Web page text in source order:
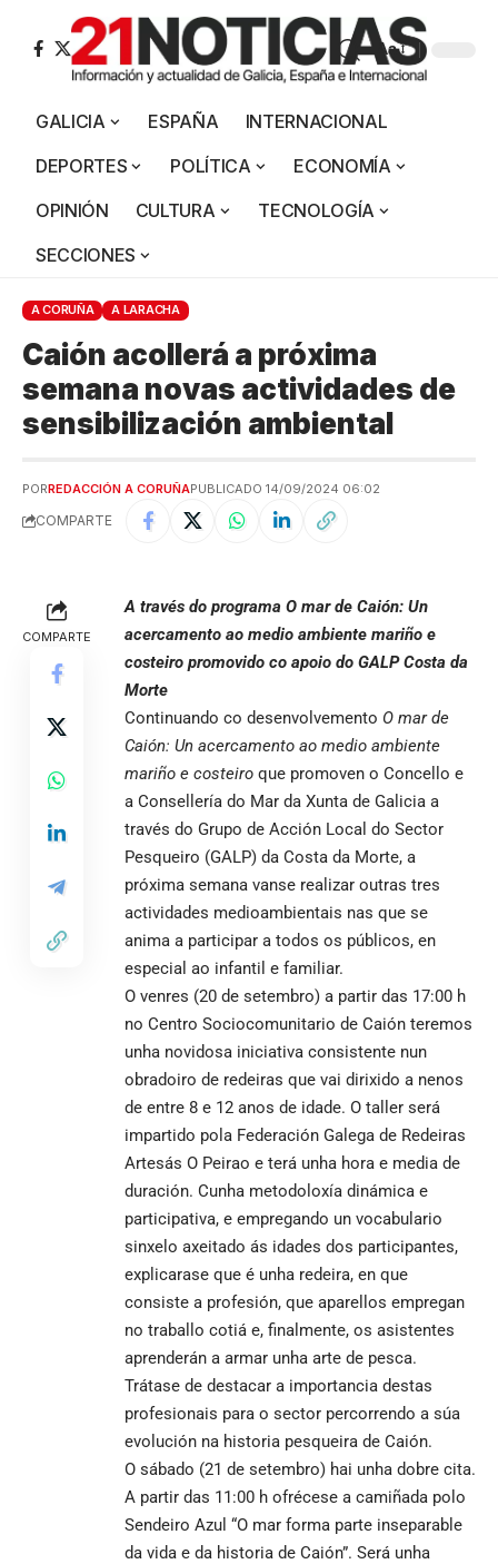
Aa
GALICIA ESPAÑA
INTERNACIONAL
DEPORTES
POLÍTICA
ECONOMÍA
OPINIÓN
CULTURA
TECNOLOGÍA
SECCIONES
A CORUÑA A LARACHA
Caión acollerá a próxima
semana novas actividades de
sensibilización ambiental
PORREDACCIÓN A CORUÑAPUBLICADO 14/09/2024 06:02
COMPARTE
COMPARTE
A través do programa O mar de Caión: Un
acercamento ao medio ambiente mariño e
costeiro promovido co apoio do GALP Costa da
Morte
Continuando co desenvolvemento O mar de
Caión: Un acercamento ao medio ambiente
mariño e costeiro que promoven o Concello e
a Consellería do Mar da Xunta de Galicia a
través do Grupo de Acción Local do Sector
Pesqueiro (GALP) da Costa da Morte, a
próxima semana vanse realizar outras tres
actividades medioambientais nas que se
anima a participar a todos os públicos, en
especial ao infantil e familiar.
O venres (20 de setembro) a partir das 17:00 h
no Centro Sociocomunitario de Caión teremos
unha novidosa iniciativa consistente nun
obradoiro de redeiras que vai dirixido a nenos
de entre 8 e 12 anos de idade. O taller será
impartido pola Federación Galega de Redeiras
Artesás O Peirao e terá unha hora e media de
duración. Cunha metodoloxía dinámica e
participativa, e empregando un vocabulario
sinxelo axeitado ás idades dos participantes,
explicarase que é unha redeira, en que
consiste a profesión, que aparellos empregan
no traballo cotiá e, finalmente, os asistentes
aprenderán a armar unha arte de pesca.
Trátase de destacar a importancia destas
profesionais para o sector percorrendo a súa
evolución na historia pesqueira de Caión.
O sábado (21 de setembro) hai unha dobre cita.
A partir das 11:00 h ofrécese a camiñada polo
Sendeiro Azul “O mar forma parte inseparable
da vida e da historia de Caión”. Será unha